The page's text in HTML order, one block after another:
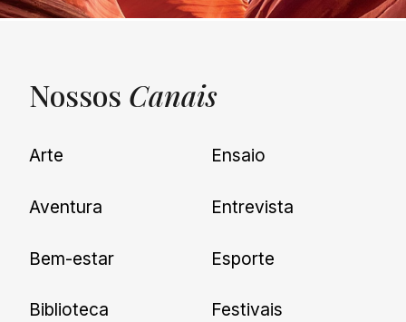
UNQUIET
Newsletter
nossas novidades.
Nossos Canais
Arte
Aventura
Bem-estar
Biblioteca
Ensaio
Entrevista
Esporte
Festivais